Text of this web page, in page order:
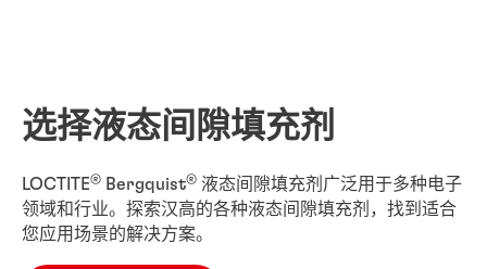
选择液态间隙填充剂
LOCTITE® Bergquist® 液态间隙填充剂广泛用于多种电子
领域和行业。探索汉高的各种液态间隙填充剂，找到适合
您应用场景的解决方案。